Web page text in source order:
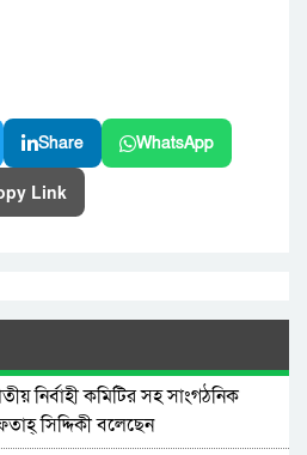
Share WhatsApp
Link
নির্বাহী কমিটির সহ সাংগঠনিক
সিদ্দিকী বলেছেন